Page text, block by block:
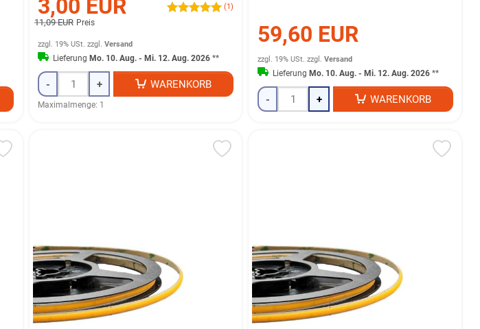
3,00 EUR (1)
11,09 EUR Preis
zzgl. 19% USt. zzgl.Versand
LieferungMo. 10. Aug. - Mi. 12. Aug. 2026 **
- + WARENKORB
Maximalmenge: 1
59,60 EUR
zzgl. 19% USt. zzgl. Versand
Lieferung Mo. 10. Aug. - Mi. 12. Aug. 2026**
- + WARENKORB